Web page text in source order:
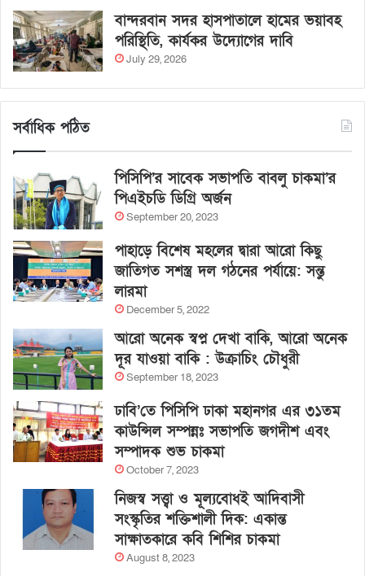
বান্দরবান সদর হাসপাতালে হামের ভয়াবহ
পরিস্থিতি, কার্যকর উদ্যোগের দাবি
July 29, 2026
সর্বাধিক পঠিত
পিসিপি’র সাবেক সভাপতি বাবলু চাকমা’র
পিএইচডি ডিগ্রি অর্জন
September 20, 2023
পাহাড়ে বিশেষ মহলের দ্বারা আরো কিছু
জাতিগত সশস্ত্র দল গঠনের পর্যায়ে: সন্তু
লারমা
December 5, 2022
আরো অনেক স্বপ্ন দেখা বাকি, আরো অনেক
দূর যাওয়া বাকি : উক্রাচিং চৌধুরী
September 18, 2023
ঢাবি’তে পিসিপি ঢাকা মহানগর এর ৩১তম
কাউন্সিল সম্পন্নঃ সভাপতি জগদীশ এবং
সম্পাদক শুভ চাকমা
October 7, 2023
নিজস্ব সত্ত্বা ও মূল্যবোধই আদিবাসী
সংস্কৃতির শক্তিশালী দিক: একান্ত
সাক্ষাতকারে কবি শিশির চাকমা
August 8, 2023